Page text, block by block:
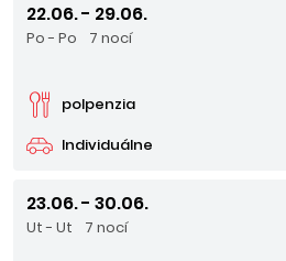
22.06. - 29.06.
Po - Po 7 nocí
Individuálne
polpenzia
23.06. - 30.06.
Ut - Ut 7 nocí